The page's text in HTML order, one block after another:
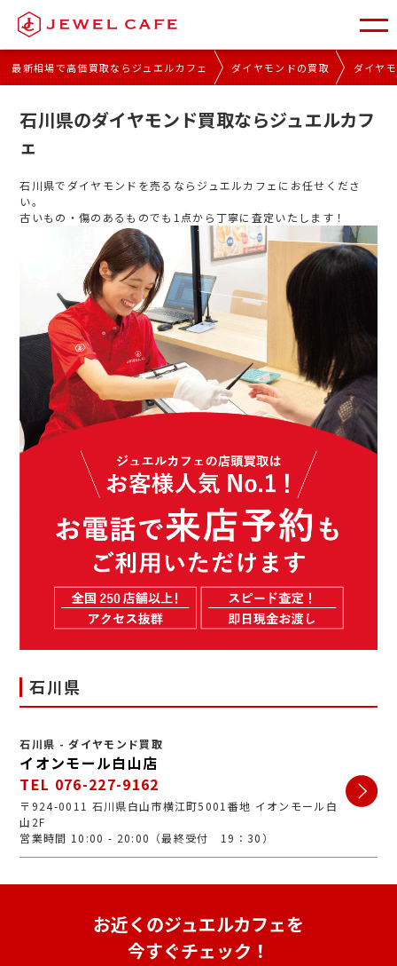
最新相場で高価買取ならジュエルカフェ ダイヤモンドの買取 ダイヤ
石川県のダイヤモンド買取ならジュエルカフ
ェ
石川県でダイヤモンドを売るならジュエルカフェにお任せくださ
い。
古いもの・傷のあるものでも1点から丁寧に査定いたします！
石川県
石川県 - ダイヤモンド買取
イオンモール白山店
TEL 076-227-9162
〒924-0011 石川県白山市横江町5001番地 イオンモール白
山2F
営業時間 10:00 - 20:00（最終受付 19：30）
お近くのジュエルカフェを
今すぐチェック！